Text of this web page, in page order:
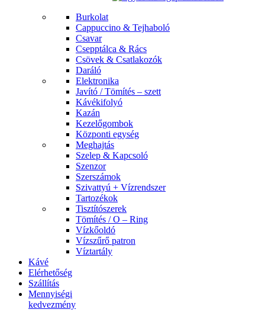
Burkolat
Cappuccino & Tejhaboló
Csavar
Csepptálca & Rács
Csövek & Csatlakozók
Daráló
Elektronika
Javító / Tömítés – szett
Kávékifolyó
Kazán
Kezelőgombok
Központi egység
Meghajtás
Szelep & Kapcsoló
Szenzor
Szerszámok
Szivattyú + Vízrendszer
Tartozékok
Tisztítószerek
Tömítés / O – Ring
Vízkőoldó
Vízszűrő patron
Víztartály
Kávé
Elérhetőség
Szállítás
Mennyiségi
kedvezmény